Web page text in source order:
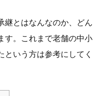
継とはなんなのか、どん
す。これまで老舗の中小
いう方は参考にしてく